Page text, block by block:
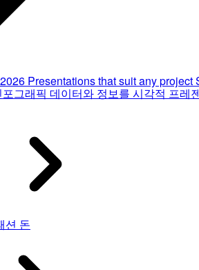
Presentations that suit any project
포그래픽 데이터와 정보를 시각적 프레
션 돈